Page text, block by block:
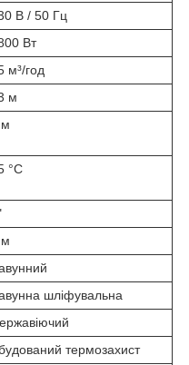
В / 50 Гц
Вт
м³/год
м
°C
шліфувальна
термозахист